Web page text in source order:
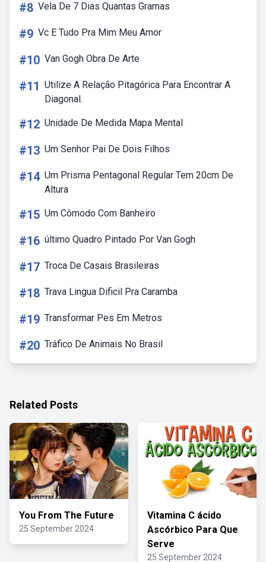
#8 Vela De 7 Dias Quantas Gramas
#9 Vc E Tudo Pra Mim Meu Amor
#10 Van Gogh Obra De Arte
#11 Utilize A Relação Pitagórica Para Encontrar A
Diagonal.
#12 Unidade De Medida Mapa Mental
#13 Um Senhor Pai De Dois Filhos
#14 Um Prisma Pentagonal Regular Tem 20cm De
Altura
#15 Um Cômodo Com Banheiro
#16 último Quadro Pintado Por Van Gogh
#17 Troca De Casais Brasileiras
#18 Trava Lingua Dificil Pra Caramba
#19 Transformar Pes Em Metros
#20 Tráfico De Animais No Brasil
Related Posts
You From The Future
25 September 2024
Vitamina C ácido
Ascórbico Para Que
Serve
25 September 2024